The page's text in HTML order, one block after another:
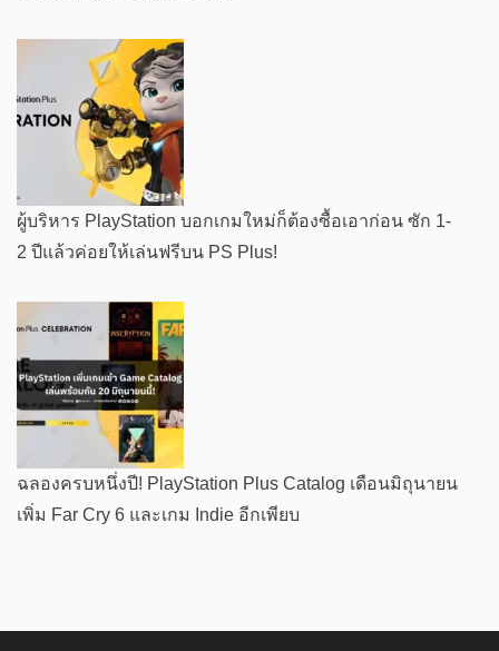
ผู้บริหาร PlayStation บอกเกมใหม่ก็ต้องซื้อเอาก่อน ซัก 1-
2 ปีแล้วค่อยให้เล่นฟรีบน PS Plus!
ฉลองครบหนึ่งปี! PlayStation Plus Catalog เดือนมิถุนายน
เพิ่ม Far Cry 6 และเกม Indie อีกเพียบ